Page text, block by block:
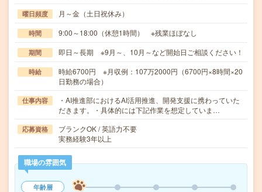
曜日頻度 月～金（土日祝休み）
時間 9:00～18:00（休憩1時間） ※残業ほぼなし
期間 即日～長期 ※9月～、10月～など開始日ご相談ください！
時給
時給6700円 ※月収例：107万2000円（6700円×8時間×20
日勤務の場合）
仕事内容
・AI推進部におけるAI活用推進、開発支援に携わっていた
だきます。・具体的には下記作業を想定していま…
応募資格
ブランクOK / 英語力不要
実務経験3年以上
職場の雰囲気
年齢層